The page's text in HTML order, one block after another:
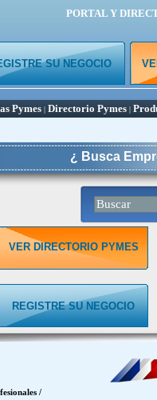
PORTAL Y
SU NEGOCIO
Pymes | Directorio Pymes |
¿ Busca
VER DIRECTORIO PYMES
REGISTRE SU NEGOCIO
/